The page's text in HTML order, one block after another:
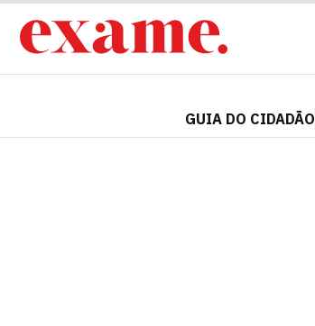
GUIA DO CIDADÃO